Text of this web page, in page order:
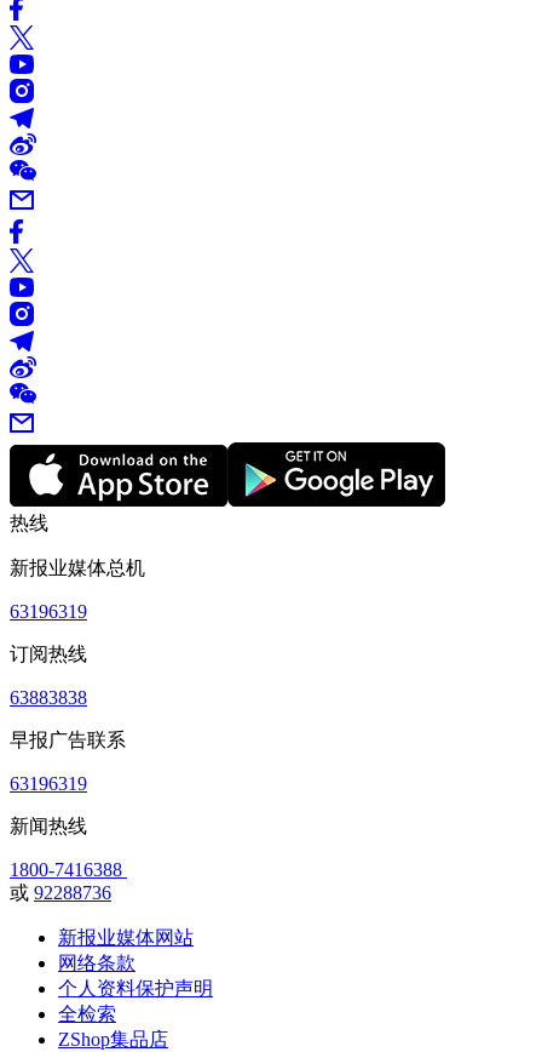
热线
新报业媒体总机
63196319
订阅热线
63883838
早报广告联系
63196319
新闻热线
1800-7416388
或 92288736
新报业媒体网站
网络条款
个人资料保护声明
全检索
ZShop集品店